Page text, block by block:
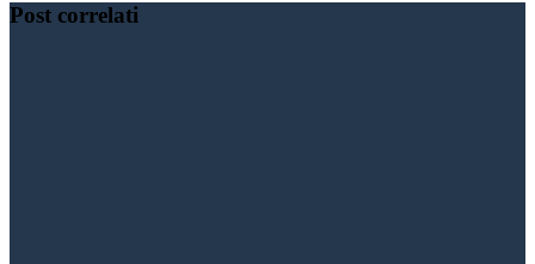
Post correlati